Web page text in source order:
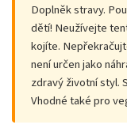
Doplněk stravy.
dětí! Neužívejte
kojíte.
není určen jako
zdravý životní styl.
Vhodné také pro